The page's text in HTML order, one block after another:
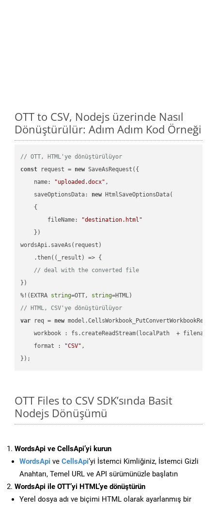
OTT to CSV, Nodejs üzerinde Nasıl
Dönüştürülür: Adım Adım Kod Örneği
// OTT, HTML'ye dönüştürülüyor
const request = new SaveAsRequest({
name: "uploaded.docx" ,
saveOptionsData: new HtmlSaveOptionsData(
    {
fileName:
"destination.html"
    })
wordsApi.saveAs(request)
    .then(
( _result ) => {
// deal with the converted file
})
%!(EXTRA string=OTT, string
// HTML, CSV'ye dönüştürülüyor
var req = new
workbook : fs.createReadStream(localPath  + filename
format : "CSV" ,
OTT Files to CSV SDK’sında Basit
Nodejs Dönüşümü
WordsApi ve CellsApi’yi kurun
WordsApi ve CellsApi‘yi İstemci Kimliğiniz, İstemci Gizli
Anahtarı, Temel URL ve API sürümünüzle başlatın
WordsApi ile OTT’yi HTML’ye dönüştürün
Yerel dosya adı ve biçimi HTML olarak ayarlanmış bir